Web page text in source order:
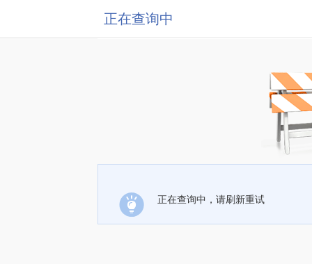
正在查询中
正在查询中，请刷新重试